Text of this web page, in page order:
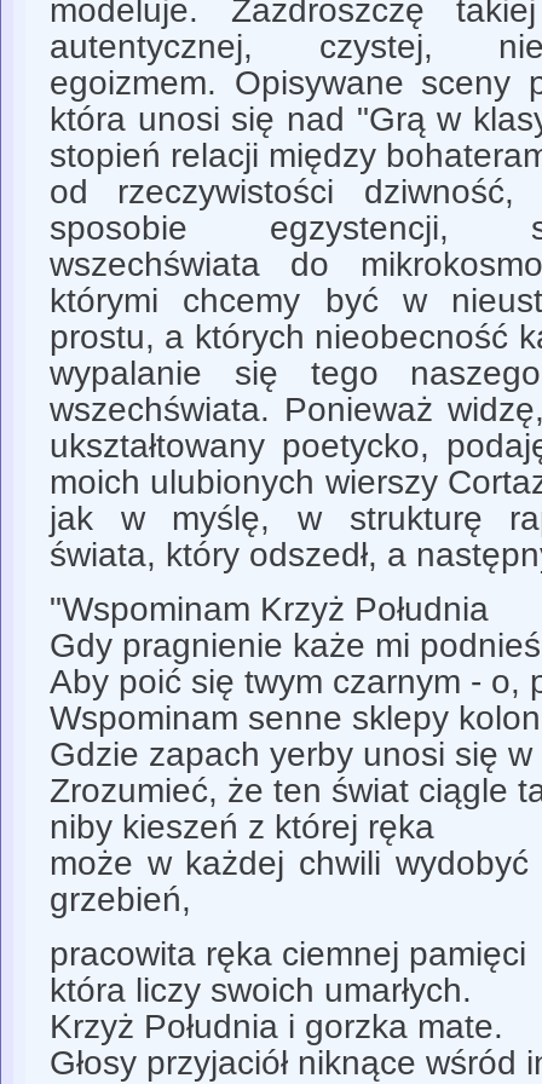
modeluje. Zazdroszczę
autentycznej, czystej,
egoizmem. Opisywane sceny
która unosi się nad "Grą w
stopień relacji między
od rzeczywistości
sposobie egzystencji,
wszechświata do
którymi chcemy być w
prostu, a których nieobecność
wypalanie się tego naszego
wszechświata. Ponieważ
ukształtowany poetycko,
moich ulubionych wierszy
jak w myślę, w strukturę
świata, który odszedł, a
"Wspominam Krzyż Południa
Gdy pragnienie każe mi
Aby poić się twym czarnym - o,
Wspominam senne sklepy
Gdzie zapach yerby unosi się
Zrozumieć, że ten świat ciągle
niby kieszeń z której ręka
może w każdej chwili
grzebień,
pracowita ręka ciemnej pamięci
która liczy swoich umarłych.
Krzyż Południa i gorzka mate.
Głosy przyjaciół niknące wśród